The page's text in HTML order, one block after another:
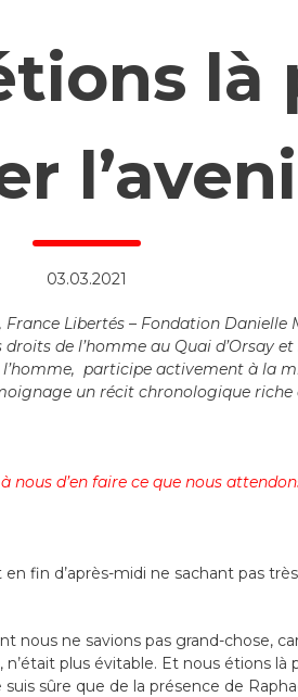
là
03.03.2021
France Libertés – Fondation
de l’homme au Quai d’Orsay
participe activement à la
un récit chronologique riche
nous d’en faire ce que nous
fin d’après-midi ne sachant pas
nous ne savions pas grand-chose,
plus évitable. Et nous étions là
sûre que de la présence de